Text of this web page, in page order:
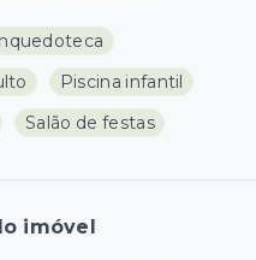
Piscina infantil
Salão de festas
imóvel